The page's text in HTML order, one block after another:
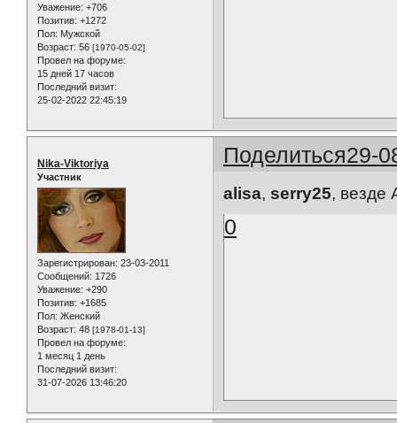
Уважение: +706
Позитив: +1272
Пол: Мужской
Возраст: 56 [1970-05-02]
Провел на форуме:
15 дней 17 часов
Последний визит:
25-02-2022 22:45:19
Поделиться29-
Nika-Viktoriya
Участник
Зарегистрирован: 23-03-2011
Сообщений: 1726
Уважение: +290
Позитив: +1685
Пол: Женский
Возраст: 48 [1978-01-13]
Провел на форуме:
1 месяц 1 день
Последний визит:
31-07-2026 13:46:20
alisa, serry25, везде
0